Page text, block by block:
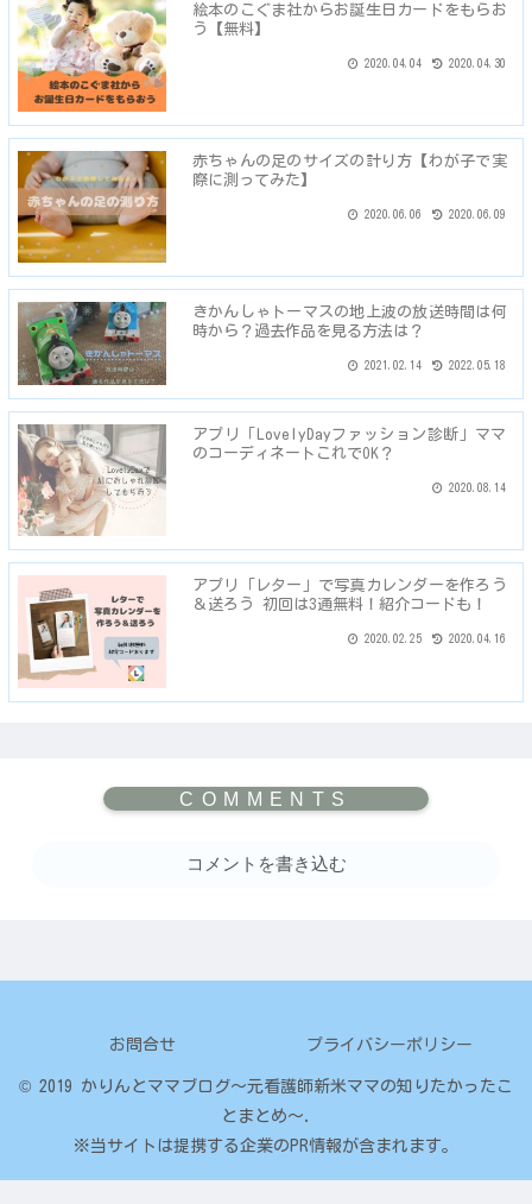
絵本のこぐま社からお誕生日カードをもらお
う【無料】
2020.04.04 2020.04.30
赤ちゃんの足のサイズの計り方【わが子で実
際に測ってみた】
2020.06.06 2020.06.09
きかんしゃトーマスの地上波の放送時間は何
時から？過去作品を見る方法は？
2021.02.14 2022.05.18
アプリ「LovelyDayファッション診断」ママ
のコーディネートこれでOK？
2020.08.14
アプリ「レター」で写真カレンダーを作ろう
＆送ろう 初回は3通無料！紹介コードも！
2020.02.25 2020.04.16
コメントを書き込む
お問合せ プライバシーポリシー
© 2019 かりんとママブログ～元看護師新米ママの知りたかったこ
とまとめ～.
※当サイトは提携する企業のPR情報が含まれます。